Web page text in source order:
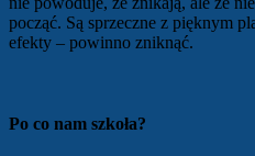
począć. Są sprzeczne z pięknym
efekty – powinno zniknąć.
Po co nam szkoła?